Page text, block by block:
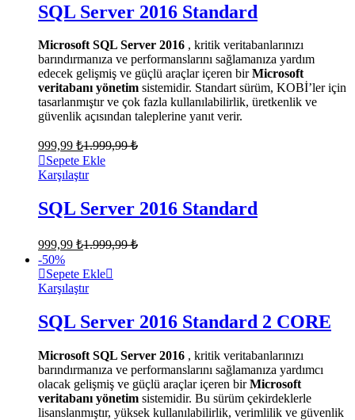
SQL Server 2016 Standard
Microsoft SQL Server 2016 , kritik veritabanlarınızı
barındırmanıza ve performanslarını sağlamanıza yardım
edecek gelişmiş ve güçlü araçlar içeren birMicrosoft
veritabanı yönetim sistemidir. Standart sürüm, KOBİ’ler için
tasarlanmıştır ve çok fazla kullanılabilirlik, üretkenlik ve
güvenlik açısından taleplerine yanıt verir.
999,99 ₺1.999,99₺
Sepete Ekle
Karşılaştır
SQL Server 2016 Standard
999,99 ₺1.999,99₺
-50%
Sepete Ekle
Karşılaştır
SQL Server 2016 Standard 2 CORE
Microsoft SQL Server 2016 , kritik veritabanlarınızı
barındırmanıza ve performanslarını sağlamanıza yardımcı
olacak gelişmiş ve güçlü araçlar içeren birMicrosoft
veritabanı yönetim sistemidir. Bu sürüm çekirdeklerle
lisanslanmıştır, yüksek kullanılabilirlik, verimlilik ve güvenlik